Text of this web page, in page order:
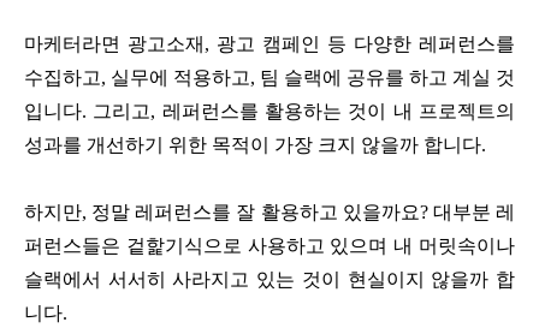
마케터라면 광고소재, 광고 캠페인 등 다양한 레퍼런스를
수집하고, 실무에 적용하고, 팀 슬랙에 공유를 하고 계실 것
입니다. 그리고, 레퍼런스를 활용하는 것이 내 프로젝트의
성과를 개선하기 위한 목적이 가장 크지 않을까 합니다.
하지만, 정말 레퍼런스를 잘 활용하고 있을까요? 대부분 레
퍼런스들은 겉핥기식으로 사용하고 있으며 내 머릿속이나
슬랙에서 서서히 사라지고 있는 것이 현실이지 않을까 합
니다.